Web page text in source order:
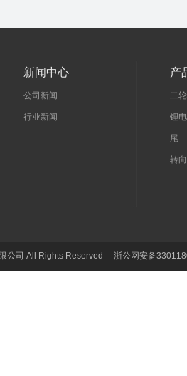
新闻中心
公司新闻
行业新闻
产
二
锂
尾
转
限公司 All Rights Reserved 浙公网安备